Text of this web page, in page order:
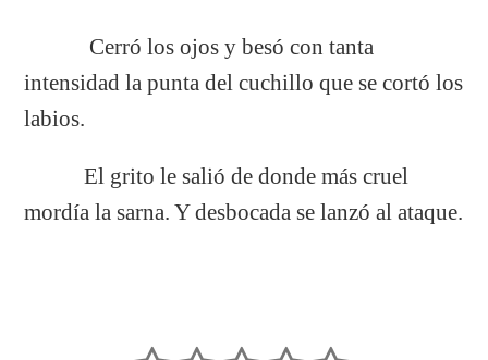
Cerró los ojos y besó con tanta
intensidad la punta del cuchillo que se cortó los
labios.
El grito le salió de donde más cruel
mordía la sarna. Y desbocada se lanzó al ataque.